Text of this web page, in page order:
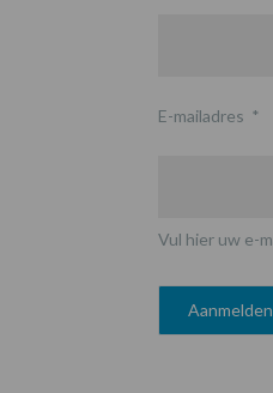
E-mailadres *
Vul hier uw e-